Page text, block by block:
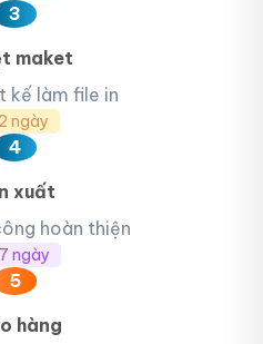
3
maket
kế làm file in
ngày
4
xuất
hoàn thiện
ngày
5
hàng